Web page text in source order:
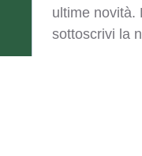
ultime novità.
sottoscrivi la